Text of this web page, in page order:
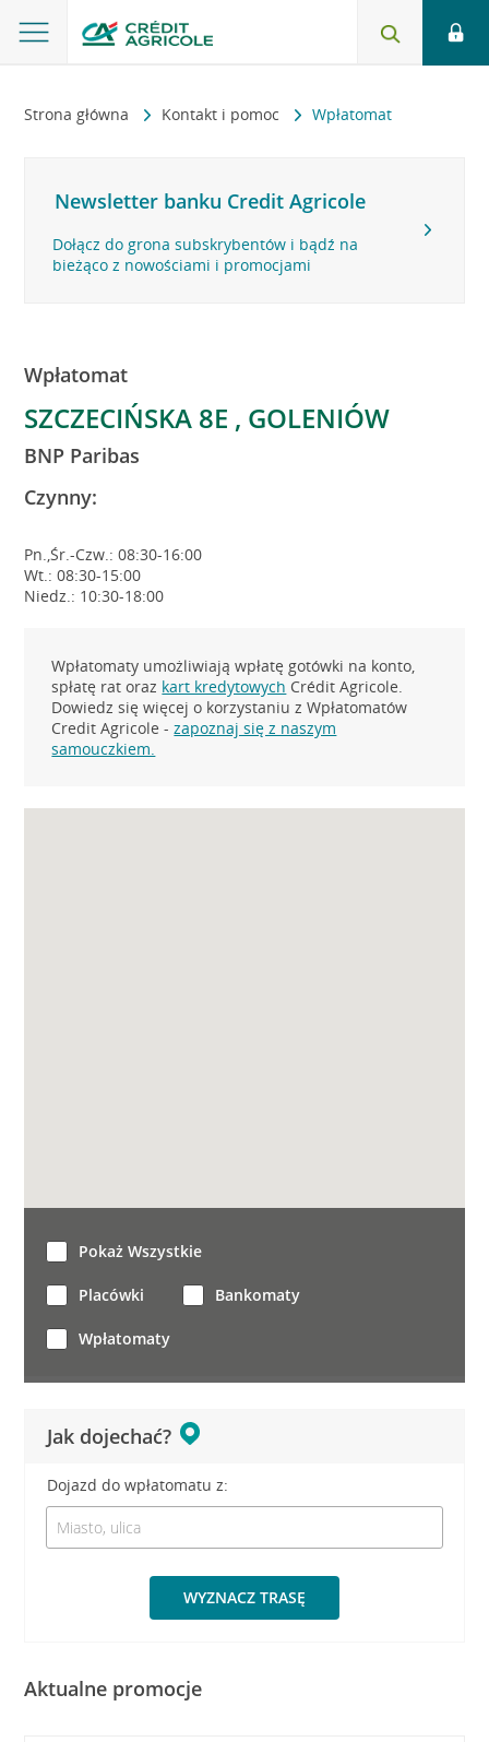
Strona główna Kontakt i pomoc Wpłatomat
Newsletter banku Credit Agricole
Dołącz do grona subskrybentów i bądź na
bieżąco z nowościami i promocjami
Wpłatomat
SZCZECIŃSKA 8E , GOLENIÓW
BNP Paribas
Czynny:
Pn.,Śr.-Czw.: 08:30-16:00
Wt.: 08:30-15:00
Niedz.: 10:30-18:00
Wpłatomaty umożliwiają wpłatę gotówki na konto,
spłatę rat oraz kart kredytowych Crédit Agricole.
Dowiedz się więcej o korzystaniu z Wpłatomatów
Credit Agricole -zapoznaj się z naszym
samouczkiem.
Jak dojechać?
Dojazd do wpłatomatu z:
WYZNACZ TRASĘ
Pokaż Wszystkie
Placówki Bankomaty
Wpłatomaty
Aktualne promocje